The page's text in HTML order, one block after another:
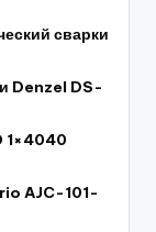
сварки
Denzel DS-
1×4040
AJC-101-